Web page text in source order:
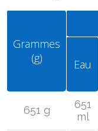
Grammes
(g)
Eau
651 g
651
ml